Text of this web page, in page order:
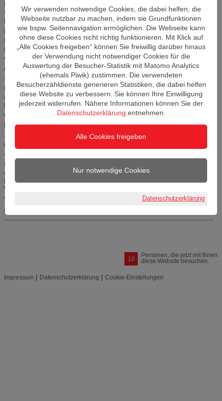
Donnerstag, 18. Juli 2024 |
Weiterbildung, Nachhaltigkeit
Neue Plattform "InSkills2Match" ist online
Die Plattform hilft Unternehmen und Beschäftigten dabei, sich den
Herausforderungen der Digitalisierung und des
Fachkräftemangels zu stellen. Sie ermöglicht den Zugang zu
vielfältigen Weiterbildungsangeboten und fördert den...
mehr »
Dienstag, 07. Mai 2024 | Kategorie: Fördermöglichkeiten, Wettbewerbe und
Preise, Jugendliche, Digitalisierung und KI, Nachhaltigkeit
Ideenwettbewerb Teilhabefonds Brandenburg für die Lausitz
Wissen teilen, Perspektiven entwickeln, Zusammenhalt stärken.
Der Teilhabefonds Brandenburg ist am Start. Ideen können bis
14.06.2024 eingereicht werden.
mehr »
Qualität in der Weiterbildung
Mehr Transparenz auf dem Bildungsmarkt durch nationales
Weiterbildungsportal
"mein NOW" geht zum 01.01.2024 an den Start
mehr »
10
Personen, die jetzt mit Ihnen
diese Website besuchen.
Impressum | Datenschutzerklärung | Cookie-Einstellungen
Wir verwenden notwendige Cookies, die dabei helfen, die
Webseite nutzbar zu machen, indem sie Grundfunktionen
wie bspw. Seitennavigation ermöglichen. Die Webseite kann
ohne diese Cookies nicht richtig funktionieren. Mit Klick auf
„Alle Cookies freigeben“ können Sie freiwillig darüber hinaus
der Verwendung nicht notwendiger Cookies für die
Auswertung der Besucher-Statistik mit Matomo Analytics
(ehemals Piwik) zustimmen. Die verwendeten
Besucherzähldienste generieren Statistiken, die dabei helfen
diese Website zu verbessern. Sie können Ihre Einwilligung
jederzeit widerrufen. Nähere Informationen können Sie der
Datenschutzerklärung entnehmen.
Alle Cookies freigeben
Nur notwendige Cookies
Datenschutzerklärung